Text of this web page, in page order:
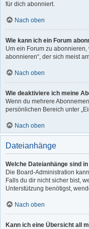
für dich abonniert.
Nach oben
Wie kann ich ein Forum
Um ein Forum zu
abonnieren“, der sich meist
Nach oben
Wie deaktiviere ich meine
Wenn du mehrere
persönlichen Bereich unter
Nach oben
Dateianhänge
Welche Dateianhänge sind
Die Board-Administration
Falls du dir nicht sicher bist,
Unterstützung benötigst,
Nach oben
Kann ich eine Übersicht all